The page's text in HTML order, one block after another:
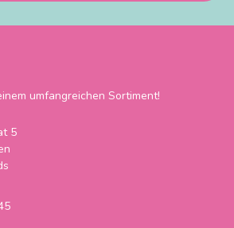
umfangreichen Sortiment!
5